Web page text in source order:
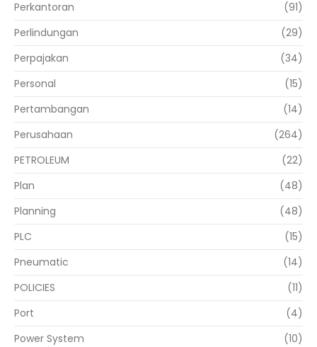
Perkantoran
(91)
Perlindungan
(29)
Perpajakan
(34)
Personal
(15)
Pertambangan
(14)
Perusahaan
(264)
PETROLEUM
(22)
Plan
(48)
Planning
(48)
PLC
(15)
Pneumatic
(14)
POLICIES
(11)
Port
(4)
Power System
(10)